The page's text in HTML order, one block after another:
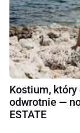
Kostium, który
odwrotnie —
ESTATE